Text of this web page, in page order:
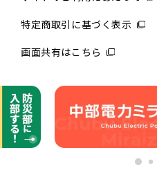
特定商取引に基づく表示
画面共有はこちら